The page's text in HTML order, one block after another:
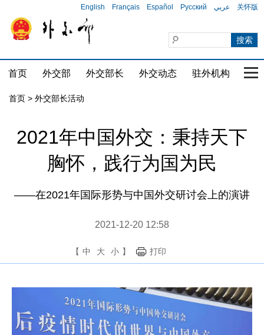
English Français Español Русский عربي 关怀版
首页 外交部 外交部长 外交动态 驻外机构 国
首页 > 外交部长活动
2021年中国外交：秉持天下
胸怀，践行为国为民
——在2021年国际形势与中国外交研讨会上的演讲
2021-12-20 12:58
【 中 大 小 】 打印